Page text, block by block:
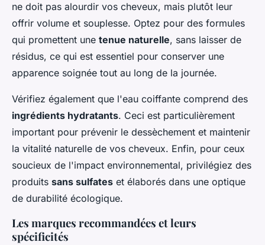
ne doit pas alourdir vos cheveux, mais plutôt leur
offrir volume et souplesse. Optez pour des formules
qui promettent une tenue naturelle, sans laisser de
résidus, ce qui est essentiel pour conserver une
apparence soignée tout au long de la journée.
Vérifiez également que l'eau coiffante comprend des
ingrédients hydratants. Ceci est particulièrement
important pour prévenir le dessèchement et maintenir
la vitalité naturelle de vos cheveux. Enfin, pour ceux
soucieux de l'impact environnemental, privilégiez des
produits sans sulfates et élaborés dans une optique
de durabilité écologique.
Les marques recommandées et leurs
spécificités